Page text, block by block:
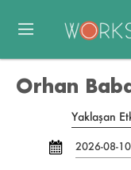
Orhan
Yaklaşan
2026-08-10